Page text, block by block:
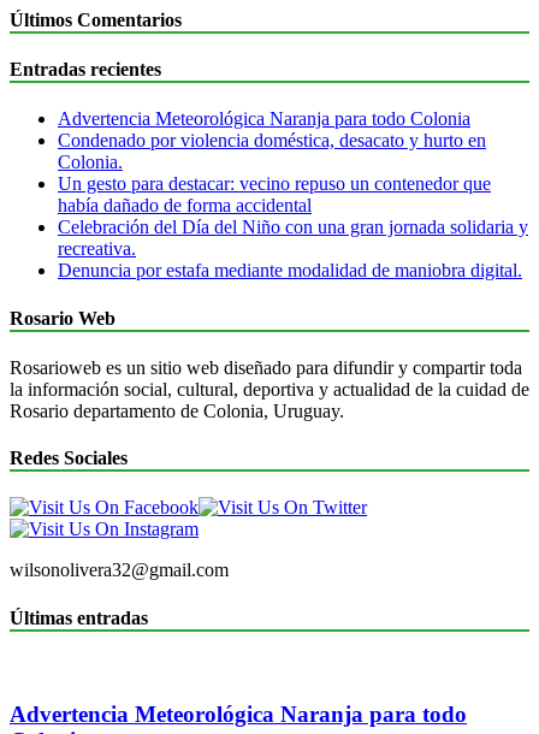
Últimos Comentarios
Entradas recientes
Advertencia Meteorológica Naranja para todo Colonia
Condenado por violencia doméstica, desacato y hurto en
Colonia.
Un gesto para destacar: vecino repuso un contenedor que
había dañado de forma accidental
Celebración del Día del Niño con una gran jornada solidaria y
recreativa.
Denuncia por estafa mediante modalidad de maniobra digital.
Rosario Web
Rosarioweb es un sitio web diseñado para difundir y compartir toda
la información social, cultural, deportiva y actualidad de la cuidad de
Rosario departamento de Colonia, Uruguay.
Redes Sociales
wilsonolivera32@gmail.com
Últimas entradas
Advertencia Meteorológica Naranja para todo